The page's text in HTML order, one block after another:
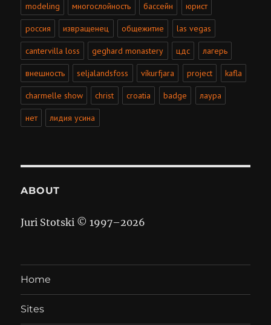
modeling многослойность бассейн юрист
россия извращенец общежитие las vegas
cantervilla loss geghard monastery цдс лагерь
внешность seljalandsfoss víkurfjara project kafla
charmelle show christ croatia badge лаура
нет лидия усина
ABOUT
Juri Stotski © 1997–2026
Home
Sites